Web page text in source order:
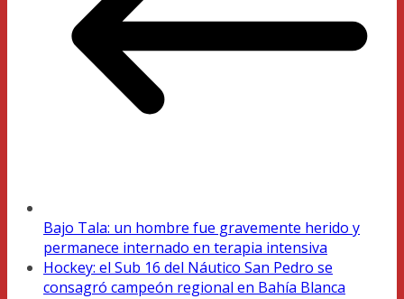
Bajo Tala: un hombre fue gravemente herido y
permanece internado en terapia intensiva
Hockey: el Sub 16 del Náutico San Pedro se
consagró campeón regional en Bahía Blanca